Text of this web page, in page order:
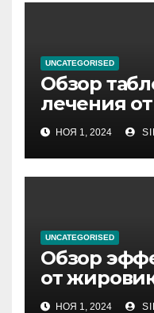
UNCATEGORISED
Обзор
лечения
НОЯ 1, 2024
UNCATEGORISED
Обзор
от
НОЯ 1, 2024